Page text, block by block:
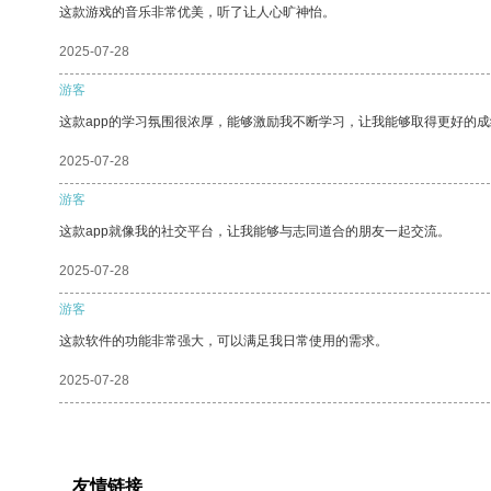
这款游戏的音乐非常优美，听了让人心旷神怡。
2025-07-28
游客
这款app的学习氛围很浓厚，能够激励我不断学习，让我能够取得更好的
2025-07-28
游客
这款app就像我的社交平台，让我能够与志同道合的朋友一起交流。
2025-07-28
游客
这款软件的功能非常强大，可以满足我日常使用的需求。
2025-07-28
友情链接